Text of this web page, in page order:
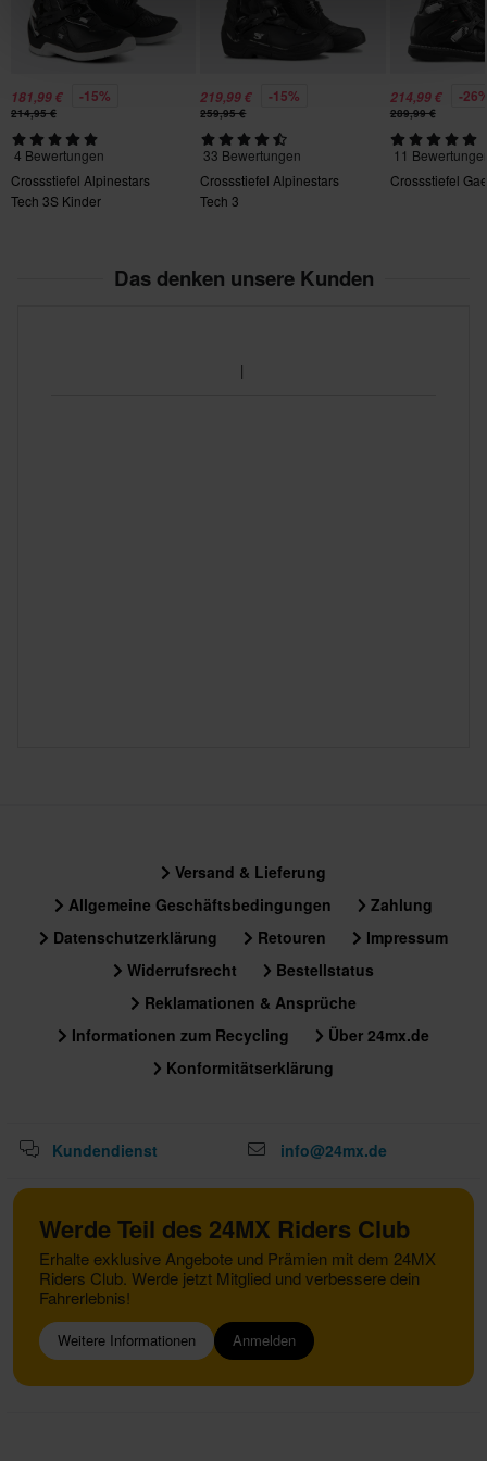
376 x 547 x 146 mm
37
360 x 425 x 125 mm
40
42
181,99 € -15%
214,95 €
4 Bewertungen
Crossstiefel Alpinestars
Tech 3S Kinder
219,99 € -15%
259,95 €
33 Bewertungen
Crossstiefel Alpinestars
Tech 3
214,99 € -
289,99 €
11
Crossstiefel
Das denken unsere Kunden
Versand & Lieferung
Allgemeine Geschäftsbedingungen
Zahlung
Datenschutzerklärung
Retouren
Impressum
Widerrufsrecht
Bestellstatus
Reklamationen & Ansprüche
Informationen zum Recycling
Über 24mx.de
Konformitätserklärung
Kundendienst info@24mx.de
Werde Teil des 24MX Riders Club
Erhalte exklusive Angebote und Prämien mit dem 24MX
Riders Club. Werde jetzt Mitglied und verbessere dein
Fahrerlebnis!
Weitere Informationen Anmelden